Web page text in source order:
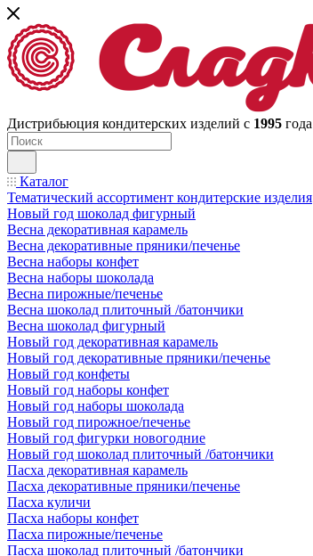
Дистрибьюция кондитерских изделий с 1995 года
Каталог
Тематический ассортимент кондитерские изделия
Новый год шоколад фигурный
Весна декоративная карамель
Весна декоративные пряники/печенье
Весна наборы конфет
Весна наборы шоколада
Весна пирожные/печенье
Весна шоколад плиточный /батончики
Весна шоколад фигурный
Новый год декоративная карамель
Новый год декоративные пряники/печенье
Новый год конфеты
Новый год наборы конфет
Новый год наборы шоколада
Новый год пирожное/печенье
Новый год фигурки новогодние
Новый год шоколад плиточный /батончики
Пасха декоративная карамель
Пасха декоративные пряники/печенье
Пасха куличи
Пасха наборы конфет
Пасха пирожные/печенье
Пасха шоколад плиточный /батончики